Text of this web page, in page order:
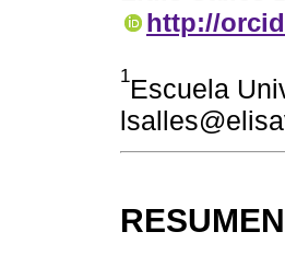
http://
1Escuela